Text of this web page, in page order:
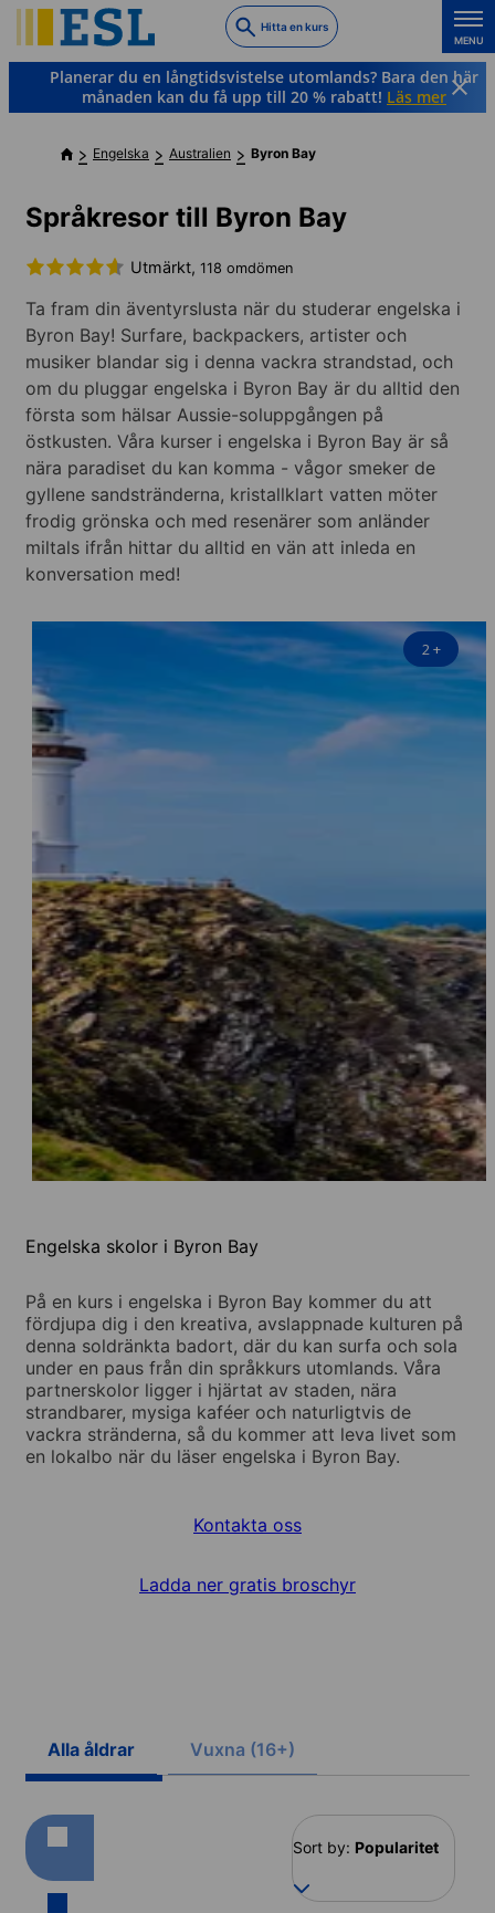
to
main
content
Hitta en kurs
MENU
Planerar du en långtidsvistelse utomlands? Bara den här
månaden kan du få upp till 20 % rabatt! Läs mer
Engelska Australien Byron Bay
Språkresor till Byron Bay
Utmärkt, 118 omdömen
Ta fram din äventyrslusta när du studerar engelska i
Byron Bay! Surfare, backpackers, artister och
musiker blandar sig i denna vackra strandstad, och
om du pluggar engelska i Byron Bay är du alltid den
första som hälsar Aussie-soluppgången på
östkusten. Våra kurser i engelska i Byron Bay är så
nära paradiset du kan komma - vågor smeker de
gyllene sandstränderna, kristallklart vatten möter
frodig grönska och med resenärer som anländer
miltals ifrån hittar du alltid en vän att inleda en
konversation med!
2+
Engelska skolor i Byron Bay
På en kurs i engelska i Byron Bay kommer du att
fördjupa dig i den kreativa, avslappnade kulturen på
denna soldränkta badort, där du kan surfa och sola
under en paus från din språkkurs utomlands. Våra
partnerskolor ligger i hjärtat av staden, nära
strandbarer, mysiga kaféer och naturligtvis de
vackra stränderna, så du kommer att leva livet som
en lokalbo när du läser engelska i Byron Bay.
Kontakta oss
Ladda ner gratis broschyr
Alla åldrar Vuxna (16+)
Sort by: Popularitet